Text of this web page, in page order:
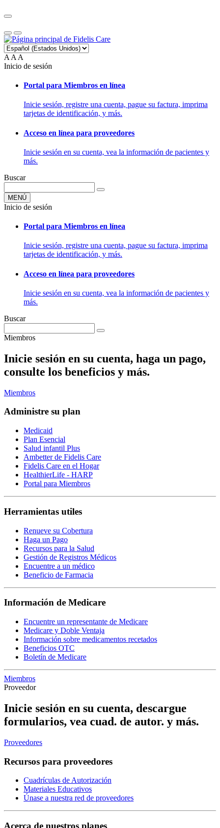
A A A
Inicio de sesión
Portal para Miembros en línea
Inicie sesión, registre una cuenta, pague su factura, imprima
tarjetas de identificación, y más.
Acceso en línea para proveedores
Inicie sesión en su cuenta, vea la información de pacientes y
más.
Buscar
MENÚ
Inicio de sesión
Portal para Miembros en línea
Inicie sesión, registre una cuenta, pague su factura, imprima
tarjetas de identificación, y más.
Acceso en línea para proveedores
Inicie sesión en su cuenta, vea la información de pacientes y
más.
Buscar
Miembros
Inicie sesión en su cuenta, haga un pago,
consulte los beneficios y más.
Miembros
Administre su plan
Medicaid
Plan Esencial
Salud infantil Plus
Ambetter de Fidelis Care
Fidelis Care en el Hogar
HealthierLife - HARP
Portal para Miembros
Herramientas utiles
Renueve su Cobertura
Haga un Pago
Recursos para la Salud
Gestión de Registros Médicos
Encuentre a un médico
Beneficio de Farmacia
Información de Medicare
Encuentre un representante de Medicare
Medicare y Doble Ventaja
Información sobre medicamentos recetados
Beneficios OTC
Boletín de Medicare
Miembros
Proveedor
Inicie sesión en su cuenta, descargue
formularios, vea cuad. de autor. y más.
Proveedores
Recursos para proveedores
Cuadrículas de Autorización
Materiales Educativos
Únase a nuestra red de proveedores
Acerca de nuestros planes